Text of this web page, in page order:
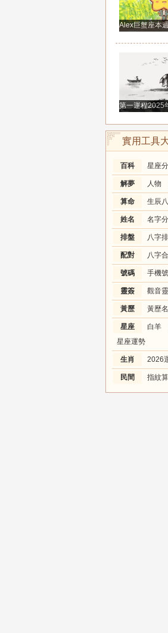
Alex巨蟹座本
第一運程2025
實用工具
百科 星座
解夢 人物
算命 生辰
姓名 名字
排盤 八字
配對 八字
號碼 手機
靈簽 觀音
黃歷 黃歷
星座 白羊
星座運勢
生肖 2026
民間 指紋